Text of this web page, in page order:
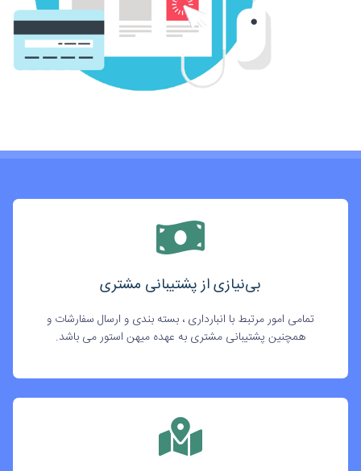
بی‌نیازی از پشتیبانی مشتری
تمامی امور مرتبط با انبارداری ، بسته بندی و ارسال سفارشات و
همچنین پشتیبانی مشتری به عهده میهن استور می باشد.